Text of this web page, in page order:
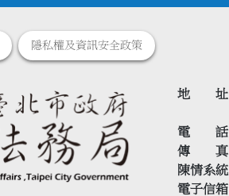
隱私權及資訊安全政策
地 址
電 話
傳 真
陳情系統
電子信箱